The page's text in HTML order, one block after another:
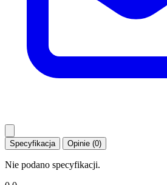
Specyfikacja Opinie (0)
Nie podano specyfikacji.